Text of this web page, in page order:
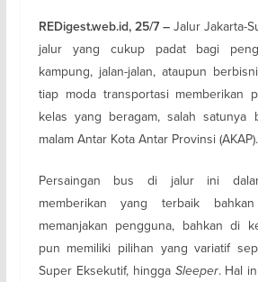
REDigest.web.id, 25/7 –Jalur Jakarta-
jalur yang cukup padat bagi
kampung, jalan-jalan, ataupun
tiap moda transportasi memberikan
kelas yang beragam, salah satunya
malam Antar Kota Antar Provinsi (AKAP).
Persaingan bus di jalur ini
memberikan yang terbaik
memanjakan pengguna, bahkan di
pun memiliki pilihan yang variatif
Super Eksekutif, hingga Sleeper. Hal